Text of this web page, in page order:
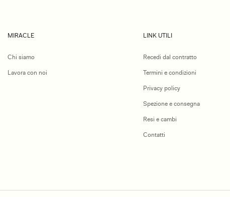
MIRACLE
Chi siamo
Lavora con noi
LINK UTILI
Recedi dal contratto
Termini e condizioni
Privacy policy
Spezione e consegna
Resi e cambi
Contatti